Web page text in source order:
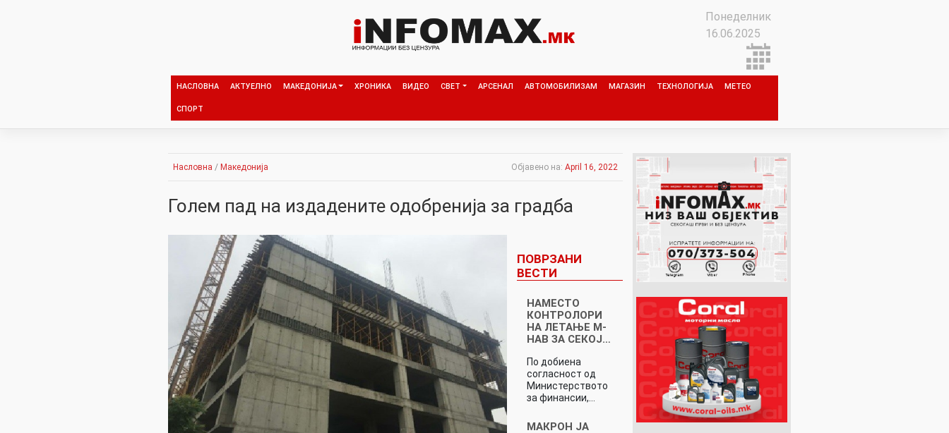
Понеделник
16.06.2025
НАСЛОВНА АКТУЕЛНО МАКЕДОНИЈА ХРОНИКА ВИДЕО СВЕТ АРСЕНАЛ АВТОМОБИЛИЗАМ МАГАЗИН ТЕХНОЛОГИЈА МЕТЕО
СПОРТ
Насловна / Македонија Објавено на: April 16, 2022
Голем пад на издадените одобренија за градба
ПОВРЗАНИ
ВЕСТИ
НАМЕСТО
КОНТРОЛОРИ
НА ЛЕТАЊЕ М-
НАВ ЗА СЕКОЈ…
По добиена
согласност од
Министерството
за финансии,…
МАКРОН ЈА